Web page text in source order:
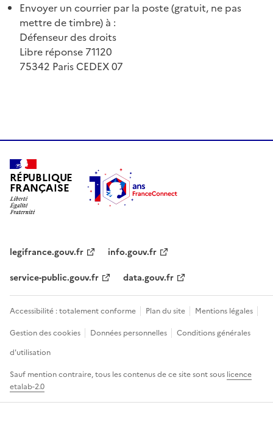
Envoyer un courrier par la poste (gratuit, ne pas
mettre de timbre) à :
Défenseur des droits
Libre réponse 71120
75342 Paris CEDEX 07
RÉPUBLIQUE
FRANÇAISE
legifrance.gouv.fr
info.gouv.fr
service-public.gouv.fr
data.gouv.fr
Accessibilité : totalement conforme Plan du site
Mentions légales
Gestion des cookies
Données personnelles
Conditions générales
d'utilisation
Sauf mention contraire, tous les contenus de ce site sont sous licence
etalab-2.0